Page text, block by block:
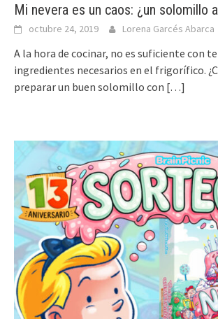
Mi nevera es un caos: ¿un solomillo
octubre 24, 2019 Lorena Garcés Abarca
A la hora de cocinar, no es suficiente con
ingredientes necesarios en el frigorífico.
preparar un buen solomillo con […]